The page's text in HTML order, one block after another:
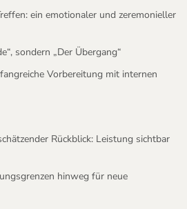
ein emotionaler und zeremonieller
sondern „Der Übergang“
Vorbereitung mit internen
Rückblick: Leistung sichtbar
hinweg für neue